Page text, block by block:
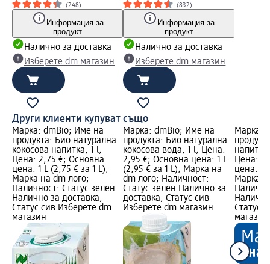
(248)
Информация за
продукт
Налично за доставка
Изберете dm магазин
(832)
Информация за
продукт
Налично за доставка
Изберете dm магазин
Други клиенти купуват също
Марка: dmBio; Име на
продукта: Био натурална
кокосова напитка, 1 l;
Цена: 2,75 €; Основна
цена: 1 L (2,75 € за 1 L);
Марка на dm лого;
Наличност: Статус зелен
Налично за доставка,
Статус сив Изберете dm
магазин
Марка: dmBio; Име на
продукта: Био натурална
кокосова вода, 1 l; Цена:
2,95 €; Основна цена: 1 L
(2,95 € за 1 L); Марка на
dm лого; Наличност:
Статус зелен Налично за
доставка, Статус сив
Изберете dm магазин
Марка:
Цена:
цена: 1
Марка
Статус
магазин